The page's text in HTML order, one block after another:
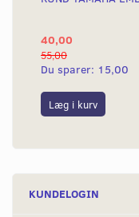
40,00
55,00
Du sparer: 15,00
Læg i kurv
KUNDELOGIN